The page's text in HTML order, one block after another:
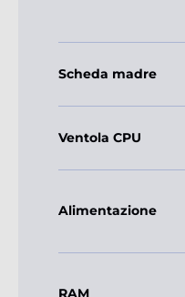
Scheda madre
Ventola CPU
Alimentazione